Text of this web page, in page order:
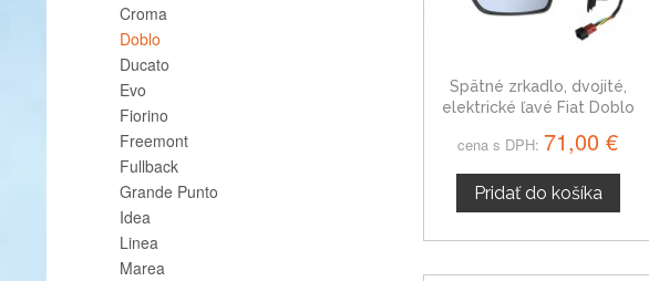
Spätné zrkadlo, dvojité,
elektrické ľavé Fiat Doblo
cena s DPH: 71,00 €
Pridať do košíka
Croma
Doblo
Ducato
Evo
Fiorino
Freemont
Fullback
Grande Punto
Idea
Linea
Marea